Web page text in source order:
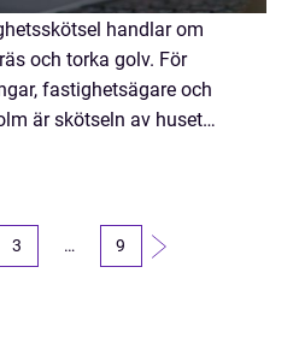
handlar om
och torka golv. För
fastighetsägare och
är skötseln av huset
3 … 9